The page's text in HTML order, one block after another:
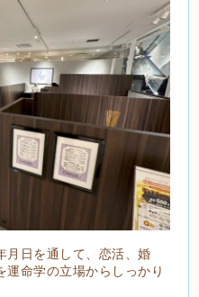
月日を通して、恋活、婚
命学の立場からしっかり